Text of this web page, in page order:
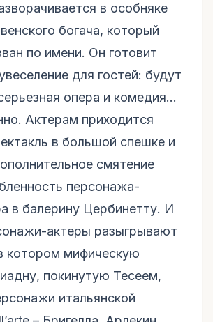
в особняке
богача, который
по имени. Он готовит
для гостей: будут
опера и комедия…
Актерам приходится
в большой спешке и
смятение
персонажа-
в балерину Цербинетту. И
актеры разыгрывают
котором мифическую
покинутую Тесеем,
итальянской